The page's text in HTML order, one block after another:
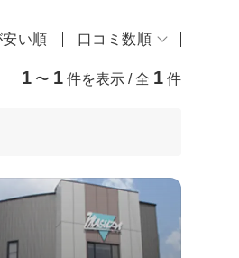
い順 口コミ数順
1 〜 1 件を表示 / 全 1 件